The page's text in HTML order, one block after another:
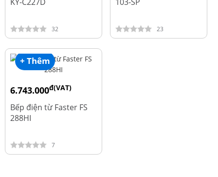
32 23
+ Thêm
6.743.000đ(VAT)
8.990.000
Bếp điện từ Faster FS
288HI
7